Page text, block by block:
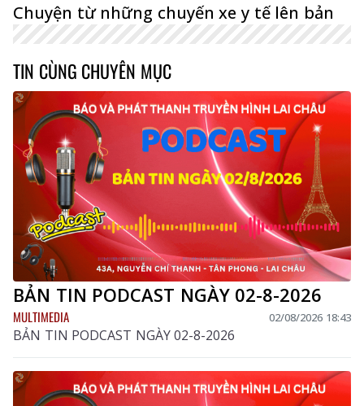
Chuyện từ những chuyến xe y tế lên bản
TIN CÙNG CHUYÊN MỤC
BẢN TIN PODCAST NGÀY 02-8-2026
MULTIMEDIA 02/08/2026 18:43
BẢN TIN PODCAST NGÀY 02-8-2026